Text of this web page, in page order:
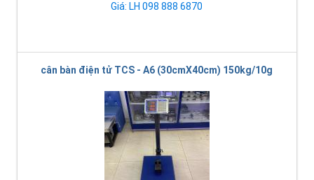
Giá: LH 098 888 6870
cân bàn điện tử TCS - A6 (30cmX40cm) 150kg/10g